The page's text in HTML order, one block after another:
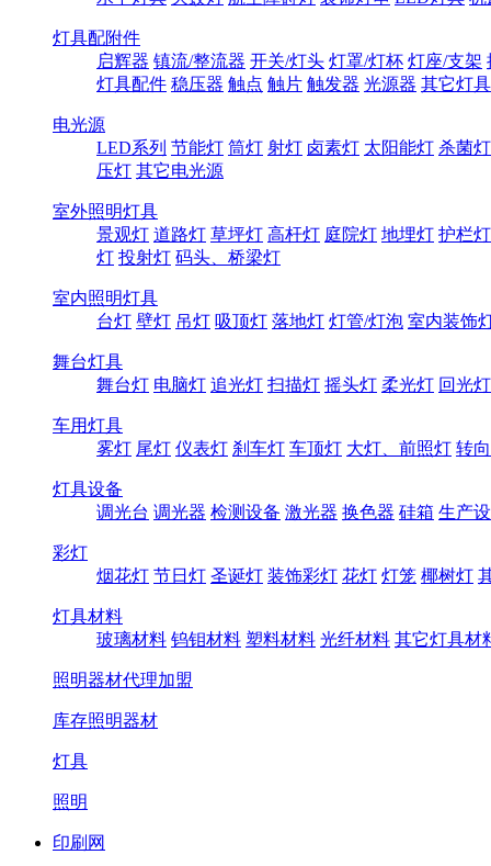
灯具配附件
启辉器 镇流/整流器 开关/灯头 灯罩/灯杯 灯座/支架
灯具配件 稳压器 触点 触片 触发器 光源器 其它灯
电光源
LED系列 节能灯 筒灯 射灯 卤素灯 太阳能灯 杀菌灯
压灯 其它电光源
室外照明灯具
景观灯 道路灯 草坪灯 高杆灯 庭院灯 地埋灯 护栏灯
灯 投射灯 码头、桥梁灯
室内照明灯具
台灯 壁灯 吊灯 吸顶灯 落地灯 灯管/灯泡 室内装饰
舞台灯具
舞台灯 电脑灯 追光灯 扫描灯 摇头灯 柔光灯 回光灯
车用灯具
雾灯 尾灯 仪表灯 刹车灯 车顶灯 大灯、前照灯 转
灯具设备
调光台 调光器 检测设备 激光器 换色器 硅箱 生产
彩灯
烟花灯 节日灯 圣诞灯 装饰彩灯 花灯 灯笼 椰树灯
灯具材料
玻璃材料 钨钼材料 塑料材料 光纤材料 其它灯具材
照明器材代理加盟
库存照明器材
灯具
照明
印刷网